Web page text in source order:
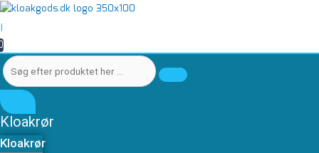
Gå
til
indholdet
|
Søg
produktet
her
…
Kloakrør
Kloakrør
Søg
produktet
her
…